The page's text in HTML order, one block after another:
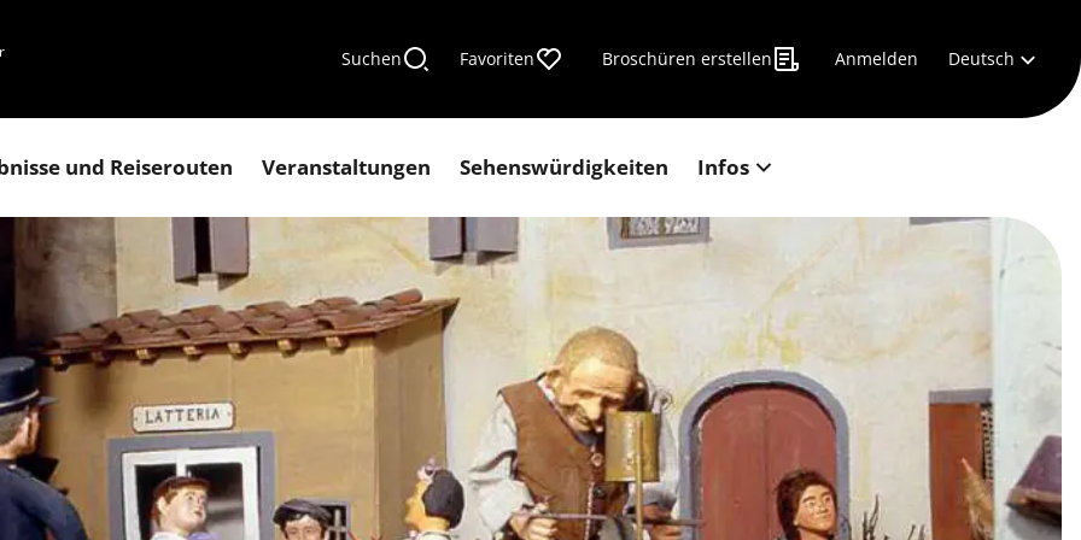
Suchen Favoriten Broschüren erstellen Anmelden Deutsch
und Reiserouten Veranstaltungen Sehenswürdigkeiten Infos